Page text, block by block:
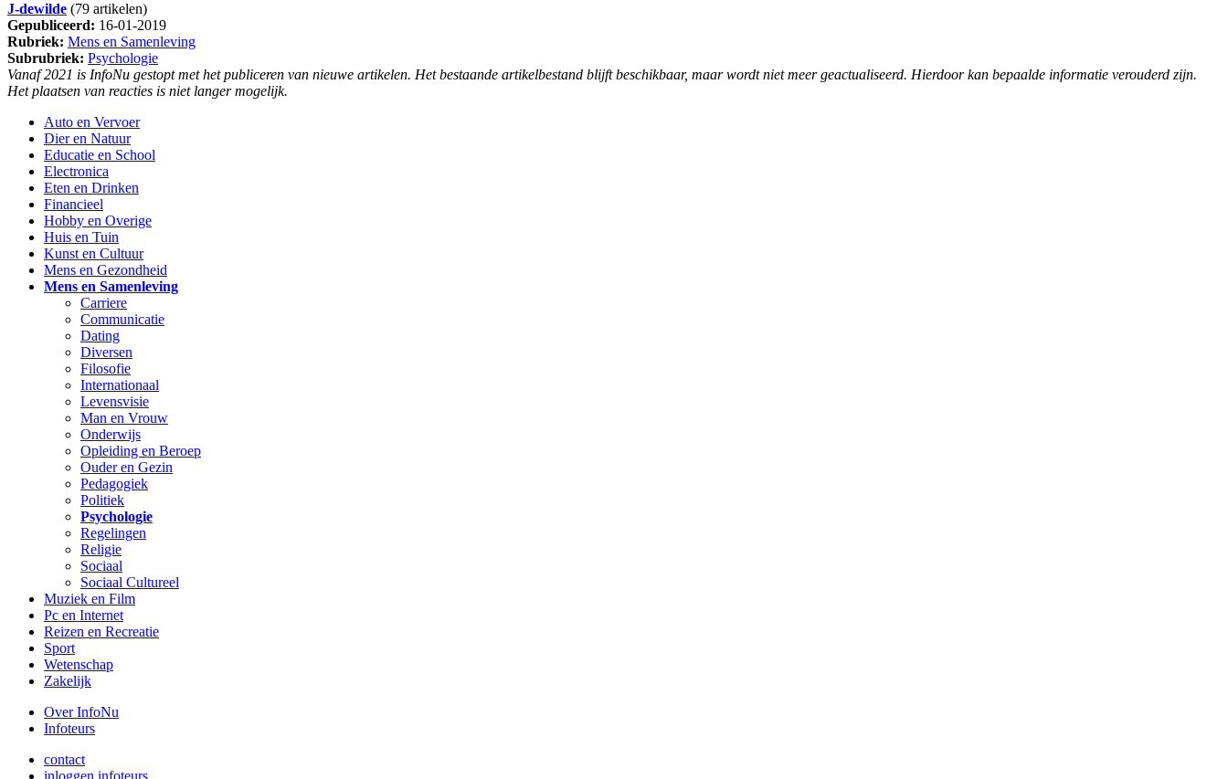
J-dewilde (79 artikelen)
Gepubliceerd: 16-01-2019
Rubriek: Mens en Samenleving
Subrubriek: Psychologie
Vanaf 2021 is InfoNu gestopt met het publiceren van nieuwe artikelen. Het bestaande artikelbestand blijft beschikbaar, maar wordt niet meer geactualiseerd. Hierdoor kan bepaalde informatie verouderd zijn.
Het plaatsen van reacties is niet langer mogelijk.
Auto en Vervoer
Dier en Natuur
Educatie en School
Electronica
Eten en Drinken
Financieel
Hobby en Overige
Huis en Tuin
Kunst en Cultuur
Mens en Gezondheid
Mens en Samenleving
Carriere
Communicatie
Dating
Diversen
Filosofie
Internationaal
Levensvisie
Man en Vrouw
Onderwijs
Opleiding en Beroep
Ouder en Gezin
Pedagogiek
Politiek
Psychologie
Regelingen
Religie
Sociaal
Sociaal Cultureel
Muziek en Film
Pc en Internet
Reizen en Recreatie
Sport
Wetenschap
Zakelijk
Over InfoNu
Infoteurs
contact
inloggen infoteurs